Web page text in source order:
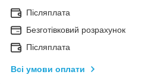
Післяплата
Безготівковий розрахунок
Післяплата
Всі умови оплати